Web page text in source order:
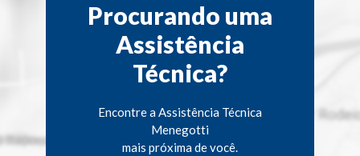
Procurando uma
Assistência
Técnica?
Encontre a Assistência Técnica
Menegotti
mais próxima de você.